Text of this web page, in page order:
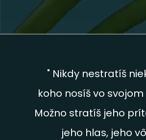
" Nikdy nestratíš
koho nosíš vo svojom
Možno stratíš jeho
jeho hlas, jeho